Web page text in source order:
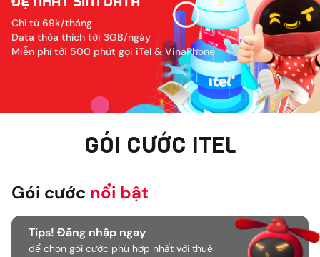
Chỉ từ 69k/tháng
Data thỏa thích tới 3GB/ngày
Miễn phí tới 500 phút gọi iTel & VinaPhone
GÓI CƯỚC ITEL
Gói cước nổi bật
Tips! Đăng nhập ngay
để chọn gói cước phù hợp nhất với thuê